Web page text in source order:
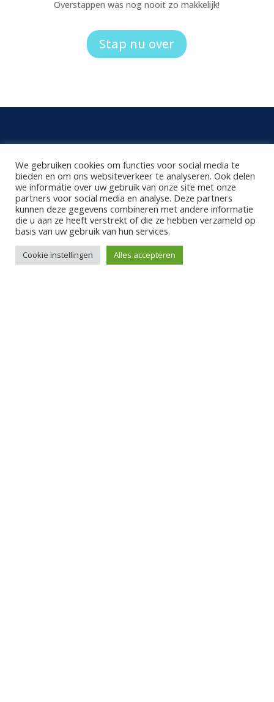
Overstappen was nog nooit zo makkelijk!
Stap nu over
Siteklik is onderdeel van middelkoop.cc
e-mail adres:info@siteklik.nl
kvk-nummer: 73667773
We gebruiken cookies om functies voor social media te
bieden en om ons websiteverkeer te analyseren. Ook delen
we informatie over uw gebruik van onze site met onze
partners voor social media en analyse. Deze partners
kunnen deze gegevens combineren met andere informatie
die u aan ze heeft verstrekt of die ze hebben verzameld op
basis van uw gebruik van hun services.
Cookie instellingen Alles accepteren